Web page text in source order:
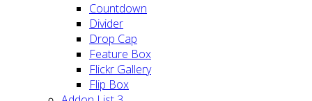
Countdown
Divider
Drop Cap
Feature Box
Flickr Gallery
Flip Box